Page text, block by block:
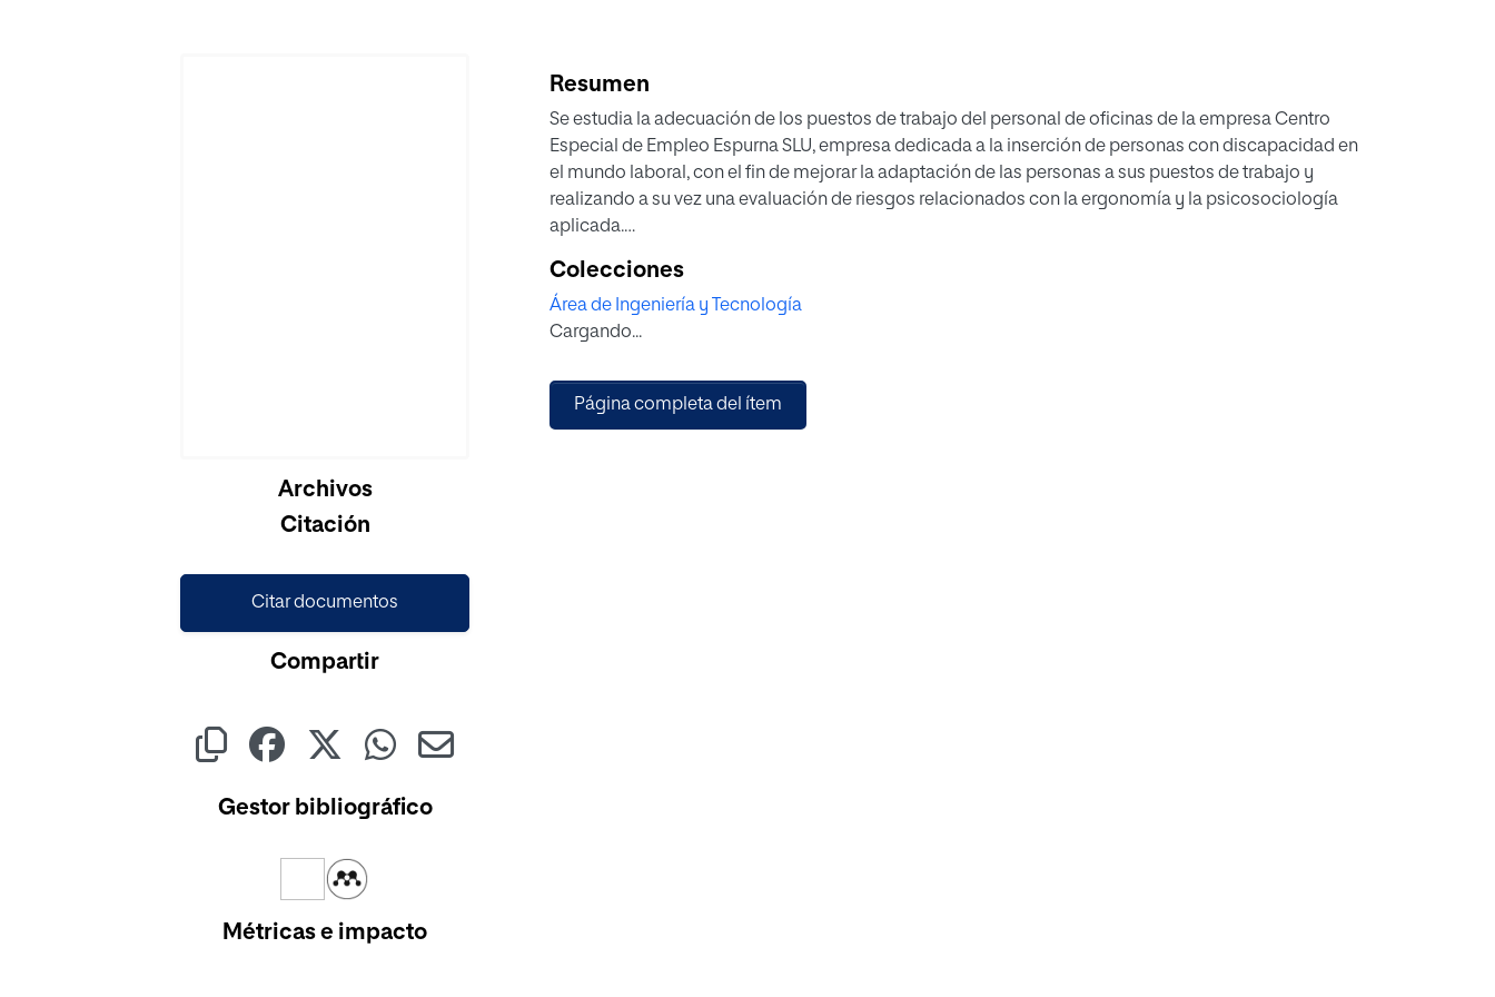
Cargando...Archivos
Citación
Citar documentos
Compartir
Gestor bibliográfico
Métricas e impacto
Resumen
Se estudia la adecuación de los puestos de trabajo del personal de oficinas de la empresa Centro
Especial de Empleo Espurna SLU, empresa dedicada a la inserción de personas con discapacidad en
el mundo laboral, con el fin de mejorar la adaptación de las personas a sus puestos de trabajo y
realizando a su vez una evaluación de riesgos relacionados con la ergonomía y la psicosociología
aplicada.
el caso.
En el estudio de dicho trabajo se profundiza en los riesgos ergonómicos derivados del puesto de
trabajo, debido a la próxima reestructuración de los mismos para poder mejorar los accesos por
En el proyecto se evidencia que las mejoras propuestas alcanzan al resto de la organización y no
únicamente a los trabajadores estudiados.
Colecciones
Área de Ingeniería y Tecnología
Cargando...
Página completa del ítem